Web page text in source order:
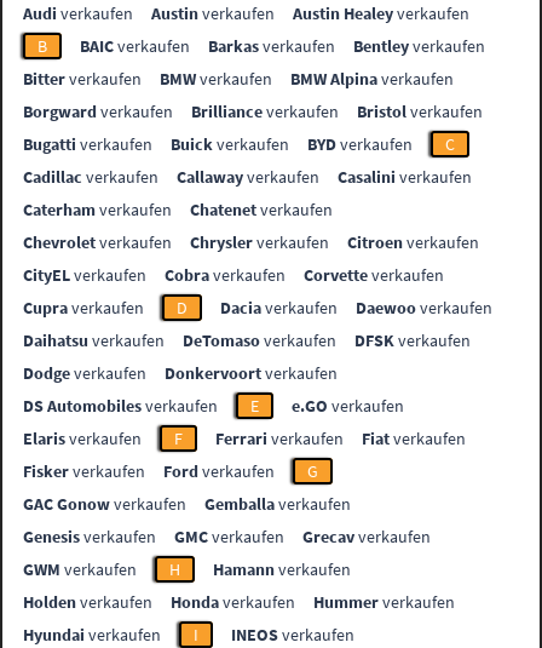
Audi verkaufen Austinverkaufen Austin Healeyverkaufen
B
BAICverkaufen Barkasverkaufen Bentleyverkaufen
Bitterverkaufen BMWverkaufen BMW Alpinaverkaufen
Borgwardverkaufen Brillianceverkaufen Bristolverkaufen
Bugatti verkaufen Buickverkaufen BYDverkaufen
C
Cadillac verkaufen Callawayverkaufen Casalini verkaufen
Caterhamverkaufen Chatenetverkaufen
Chevroletverkaufen Chryslerverkaufen Citroenverkaufen
CityELverkaufen Cobraverkaufen Corvetteverkaufen
Cupraverkaufen D Daciaverkaufen Daewooverkaufen
Daihatsu verkaufen DeTomasoverkaufen DFSKverkaufen
Dodgeverkaufen Donkervoortverkaufen
DS Automobilesverkaufen E e.GO verkaufen
Elarisverkaufen F Ferrari verkaufen Fiatverkaufen
Fiskerverkaufen Fordverkaufen
G
GAC Gonowverkaufen Gemballaverkaufen
Genesisverkaufen GMCverkaufen Grecavverkaufen
GWM verkaufen H Hamannverkaufen
Holdenverkaufen Hondaverkaufen Hummerverkaufen
Hyundai verkaufen I INEOSverkaufen